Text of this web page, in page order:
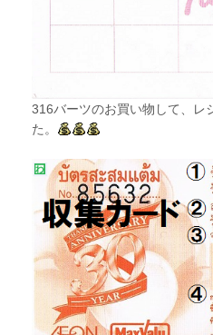
316バーツのお買い物して、レ
た。